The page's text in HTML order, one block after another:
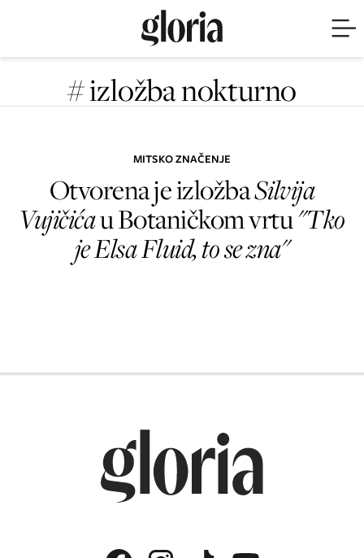
# izložba nokturno
MITSKO ZNAČENJE
Otvorena je izložbaSilvija
Vujičićau Botaničkom vrtu"Tko
je Elsa Fluid, to se zna"